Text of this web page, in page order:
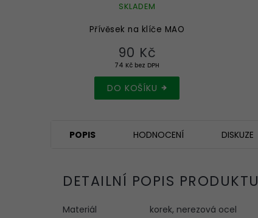
Přívěsek na klíče MAO
SKLADEM
74 Kč bez DPH
90 Kč
DO KOŠÍKU
POPIS HODNOCENÍ DISKUZE
DETAILNÍ POPIS PRODUKTU
Materiál korek, nerezová ocel